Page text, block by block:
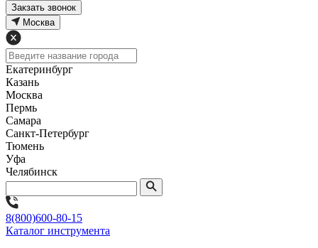
Закзать звонок
Москва
Екатеринбург
Казань
Москва
Пермь
Самара
Санкт-Петербург
Тюмень
Уфа
Челябинск
8(800)600-80-15
Каталог инструмента